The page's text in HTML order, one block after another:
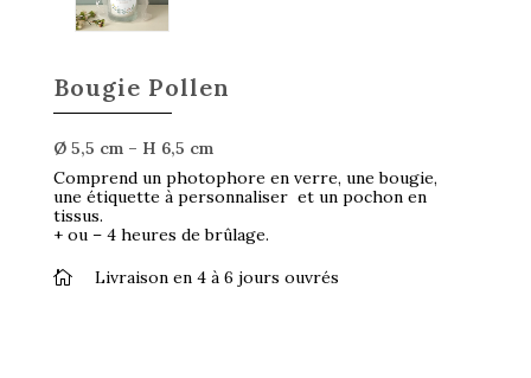
Bougie Pollen
Ø 5,5 cm – H 6,5 cm
Comprend un photophore en verre, une bougie,
une étiquette à personnaliser et un pochon en
tissus.
+ ou – 4 heures de brûlage.
 Livraison en 4 à 6 jours ouvrés